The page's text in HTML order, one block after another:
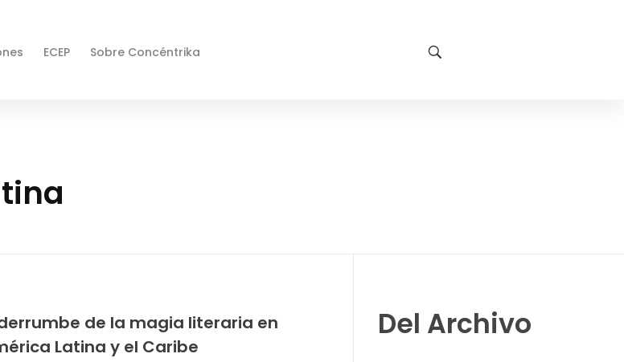
ECEP Sobre Concéntrika
de la magia literaria en
Latina y el Caribe
Del Archivo